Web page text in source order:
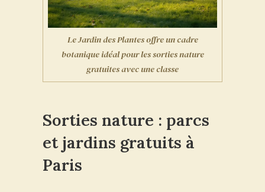
Le Jardin des Plantes offre un cadre
botanique idéal pour les sorties nature
gratuites avec une classe
Sorties nature : parcs
et jardins gratuits à
Paris